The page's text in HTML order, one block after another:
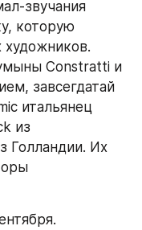
звучания
которую
художников.
Constratti и
завсегдатай
итальянец
из
Голландии. Их